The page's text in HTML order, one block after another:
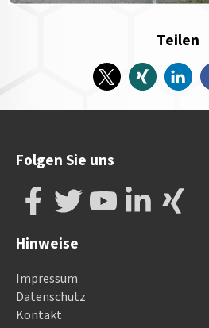
Teilen
Folgen Sie uns
Hinweise
Impressum
Datenschutz
Kontakt